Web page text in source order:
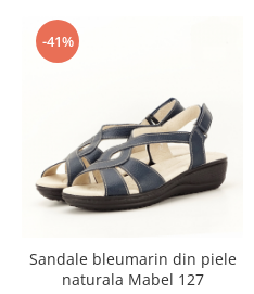
-41%
Sandale bleumarin din piele
naturala Mabel 127